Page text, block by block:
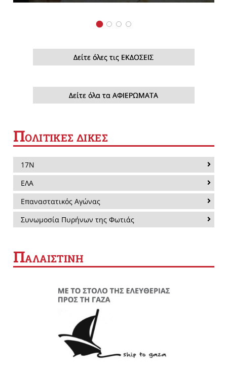
Δείτε όλες τις ΕΚΔΟΣΕΙΣ
Δείτε όλα τα ΑΦΙΕΡΩΜΑΤΑ
ΠΟΛΙΤΙΚΕΣ ΔΙΚΕΣ
17Ν
ΕΛΑ
Επαναστατικός Αγώνας
Συνωμοσία Πυρήνων της Φωτιάς
ΠΑΛΑΙΣΤΙΝΗ